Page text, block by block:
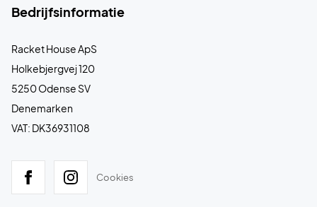
Bedrijfsinformatie
Racket House ApS
Holkebjergvej 120
5250 Odense SV
Denemarken
VAT: DK36931108
Cookies